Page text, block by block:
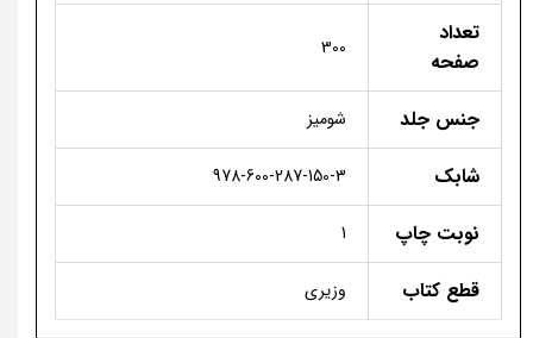
تعداد
صفحه
300
جنس جلد شومیز
شابک 978-600-287-150-3
نوبت چاپ 1
قطع کتاب وزیری